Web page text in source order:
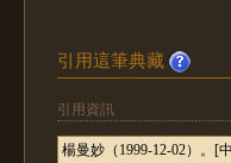
引用這筆典藏
引用資訊